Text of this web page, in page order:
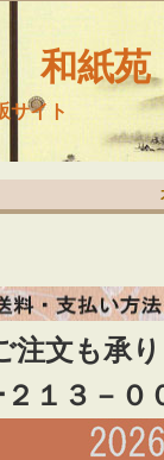
和紙苑
サイト
注文も承
１３－０